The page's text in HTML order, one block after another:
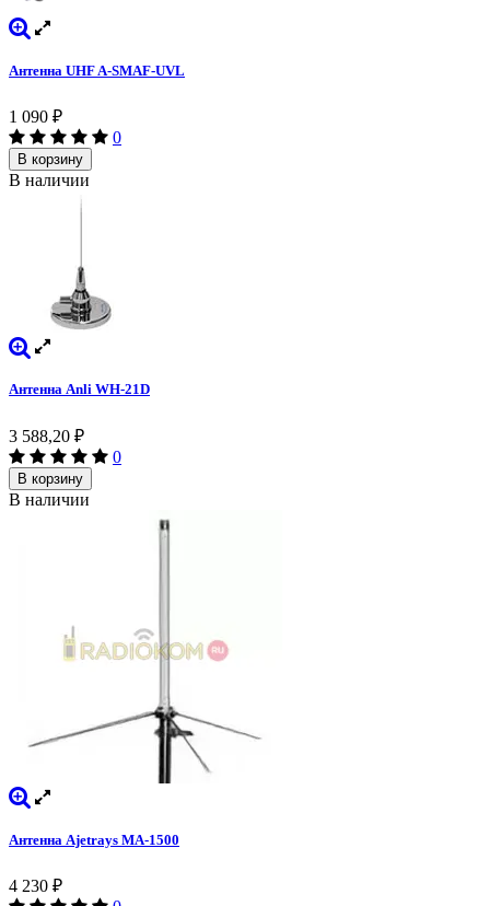
Антенна UHF A-SMAF-UVL
1 090 ₽
0
В корзину
В наличии
Антенна Anli WH-21D
3 588,20 ₽
0
В корзину
В наличии
Антенна Ajetrays MA-1500
4 230 ₽